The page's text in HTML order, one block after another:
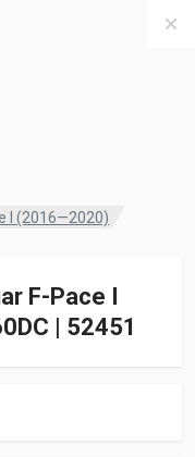
I (2016—2020)
F-Pace I
| 52451